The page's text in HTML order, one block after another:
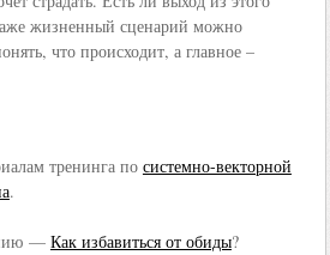
жизненный сценарий можно
что происходит, а главное –
тренинга по системно-векторной
.
— Как избавиться от обиды?